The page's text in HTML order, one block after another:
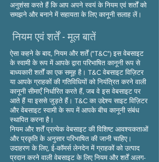
अनुशंसा करते हैं कि आप अपने स्वयं के नियम एवं शर्तों को
समझने और बनाने में सहायता के लिए कानूनी सलाह लें।
नियम एवं शर्तें - मूल बातें
ऐसा कहने के बाद, नियम और शर्तें ("T&C") इस वेबसाइट
के स्वामी के रूप में आपके द्वारा परिभाषित कानूनी रूप से
बाध्यकारी शर्तों का एक समूह है। T&C वेबसाइट विज़िटर
या आपके ग्राहकों की गतिविधियों को नियंत्रित करने वाली
कानूनी सीमाएँ निर्धारित करते हैं, जब वे इस वेबसाइट पर
आते हैं या इससे जुड़ते हैं। T&C का उद्देश्य साइट विज़िटर
और वेबसाइट स्वामी के रूप में आपके बीच कानूनी संबंध
स्थापित करना है।
नियम और शर्तें प्रत्येक वेबसाइट की विशिष्ट आवश्यकताओं
और प्रकृति के अनुसार परिभाषित की जानी चाहिए।
उदाहरण के लिए, ई-कॉमर्स लेनदेन में ग्राहकों को उत्पाद
प्रदान करने वाली वेबसाइट के लिए नियम और शर्तें अलग-